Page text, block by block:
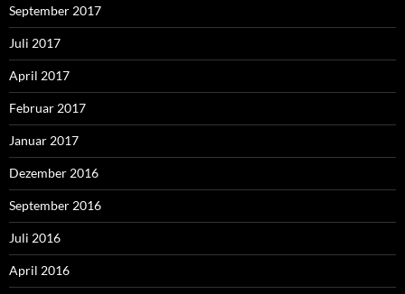
September 2017
Juli 2017
April 2017
Februar 2017
Januar 2017
Dezember 2016
September 2016
Juli 2016
April 2016